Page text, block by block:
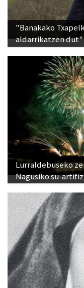
"Banakako
aldarrikatzen dut"
Lurraldebuseko
Nagusiko su-